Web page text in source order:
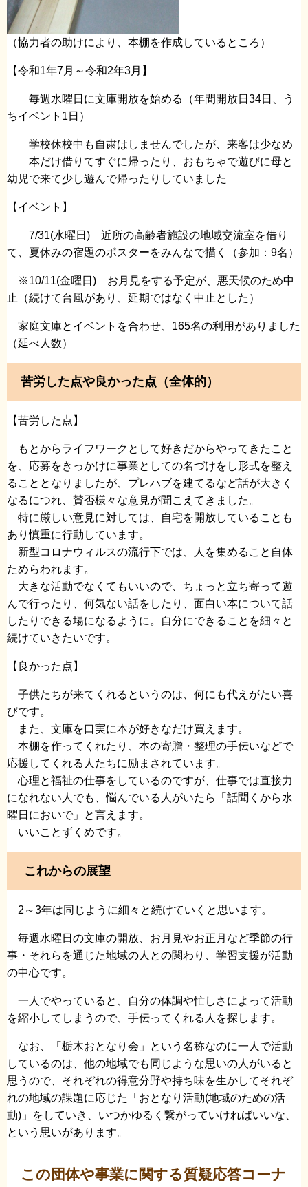
（協力者の助けにより、本棚を作成しているところ）
【令和1年7月～令和2年3月】
毎週水曜日に文庫開放を始める（年間開放日34日、う
ちイベント1日）
学校休校中も自粛はしませんでしたが、来客は少なめ
本だけ借りてすぐに帰ったり、おもちゃで遊びに母と
幼児で来て少し遊んで帰ったりしていました
【イベント】
7/31(水曜日) 近所の高齢者施設の地域交流室を借り
て、夏休みの宿題のポスターをみんなで描く（参加：9名）
※10/11(金曜日) お月見をする予定が、悪天候のため中
止（続けて台風があり、延期ではなく中止とした）
家庭文庫とイベントを合わせ、165名の利用がありました
（延べ人数）
苦労した点や良かった点（全体的）
【苦労した点】
もとからライフワークとして好きだからやってきたこと
を、応募をきっかけに事業としての名づけをし形式を整え
ることとなりましたが、プレハブを建てるなど話が大きく
なるにつれ、賛否様々な意見が聞こえてきました。
特に厳しい意見に対しては、自宅を開放していることも
あり慎重に行動しています。
新型コロナウィルスの流行下では、人を集めること自体
ためらわれます。
大きな活動でなくてもいいので、ちょっと立ち寄って遊
んで行ったり、何気ない話をしたり、面白い本について話
したりできる場になるように。自分にできることを細々と
続けていきたいです。
【良かった点】
子供たちが来てくれるというのは、何にも代えがたい喜
びです。
また、文庫を口実に本が好きなだけ買えます。
本棚を作ってくれたり、本の寄贈・整理の手伝いなどで
応援してくれる人たちに励まされています。
心理と福祉の仕事をしているのですが、仕事では直接力
になれない人でも、悩んでいる人がいたら「話聞くから水
曜日においで」と言えます。
いいことずくめです。
これからの展望
2～3年は同じように細々と続けていくと思います。
毎週水曜日の文庫の開放、お月見やお正月など季節の行
事・それらを通じた地域の人との関わり、学習支援が活動
の中心です。
一人でやっていると、自分の体調や忙しさによって活動
を縮小してしまうので、手伝ってくれる人を探します。
なお、「栃木おとなり会」という名称なのに一人で活動
しているのは、他の地域でも同じような思いの人がいると
思うので、それぞれの得意分野や持ち味を生かしてそれぞ
れの地域の課題に応じた「おとなり活動(地域のための活
動)」をしていき、いつかゆるく繋がっていければいいな、
という思いがあります。
この団体や事業に関する質疑応答コーナ